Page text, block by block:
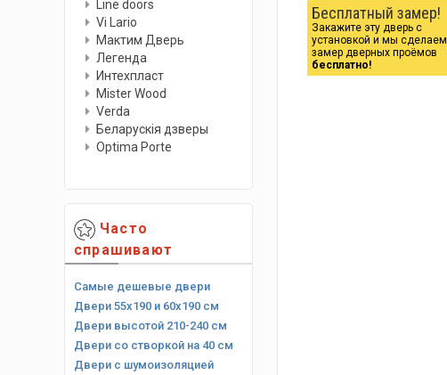
Line doors
Vi Lario
Мактим Дверь
Легенда
Интехпласт
Мister Wood
Verda
Беларускiя дзверы
Optima Porte
Часто
спрашивают
Самые дешевые двери
Двери 55х190 и 60х190 см
Двери высотой 210-240 см
Двери со створкой на 40 см
Двери с шумоизоляцией
Бесплатный замер!
Закажите эту дверь с
установкой и мы сделаем
замер дверных проёмов
бесплатно!